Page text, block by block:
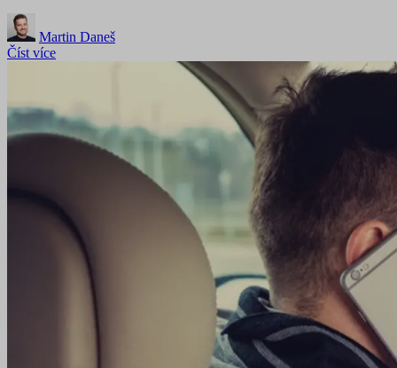
Martin Daneš
Číst více